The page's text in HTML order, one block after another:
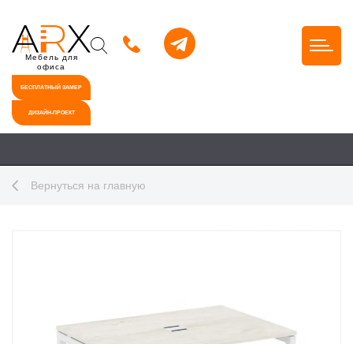
Мебель для
офиса
БЕСПЛАТНЫЙ ЗАМЕР
ДИЗАЙН-ПРОЕКТ
Вернуться на главную